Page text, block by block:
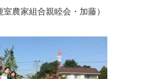
農家組合親睦会・加藤）